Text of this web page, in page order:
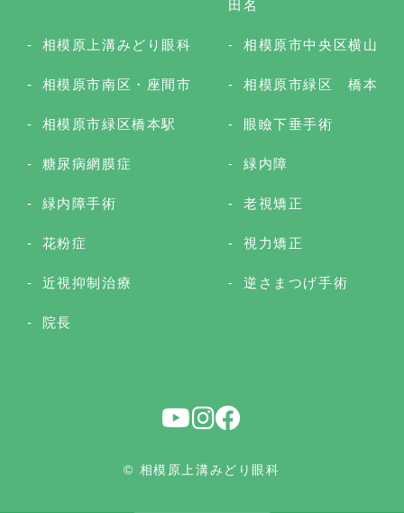
田名
相模原上溝みどり眼科 相模原市中央区横山
相模原市南区・座間市 相模原市緑区 橋本
相模原市緑区橋本駅 眼瞼下垂手術
糖尿病網膜症 緑内障
緑内障手術 老視矯正
花粉症 視力矯正
近視抑制治療 逆さまつげ手術
院長
© 相模原上溝みどり眼科